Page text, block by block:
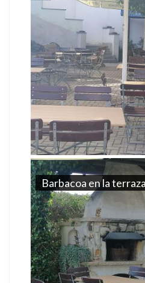
Barbacoa en la